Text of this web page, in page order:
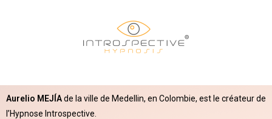
Aurelio MEJÍAde la ville de Medellin, en Colombie, est le créateur de
l’Hypnose Introspective.